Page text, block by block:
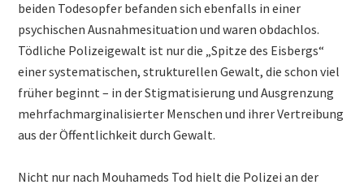
beiden Todesopfer befanden sich ebenfalls in einer
psychischen Ausnahmesituation und waren obdachlos.
Tödliche Polizeigewalt ist nur die „Spitze des Eisbergs“
einer systematischen, strukturellen Gewalt, die schon viel
früher beginnt – in der Stigmatisierung und Ausgrenzung
mehrfachmarginalisierter Menschen und ihrer Vertreibung
aus der Öffentlichkeit durch Gewalt.
Nicht nur nach Mouhameds Tod hielt die Polizei an der